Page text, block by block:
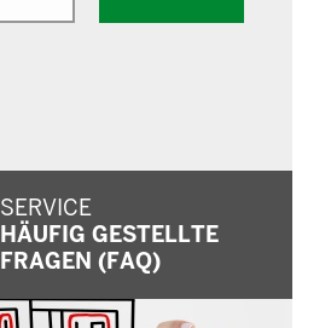
SERVICE
HÄUFIG GESTELLTE
FRAGEN (FAQ)